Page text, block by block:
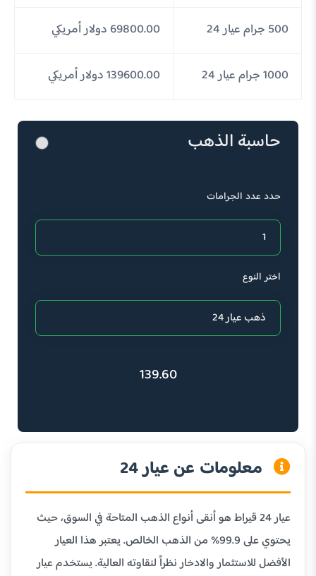
500 جرام عيار 24 69800.00 دولار أمريكي
1000 جرام عيار 24 139600.00 دولار أمريكي
حاسبة الذهب
حدد عدد الجرامات
اختر النوع
139.60
معلومات عن عيار 24
عيار 24 قيراط هو أنقى أنواع الذهب المتاحة في السوق، حيث
يحتوي على 99.9% من الذهب الخالص. يعتبر هذا العيار
الأفضل للاستثمار والادخار نظراً لنقاوته العالية. يستخدم عيار